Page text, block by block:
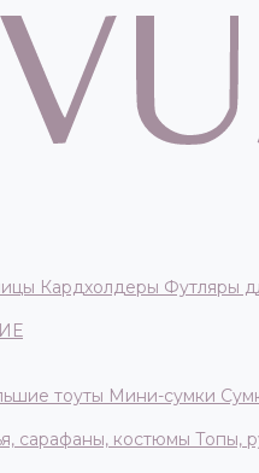
Кардхолдеры Футляры
тоуты Мини-сумки
сарафаны, костюмы Топы,